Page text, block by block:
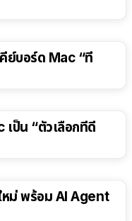
ย์บอร์ด Mac “ที่
ป็น “ตัวเลือกที่ดี
ม่ พร้อม AI Agent